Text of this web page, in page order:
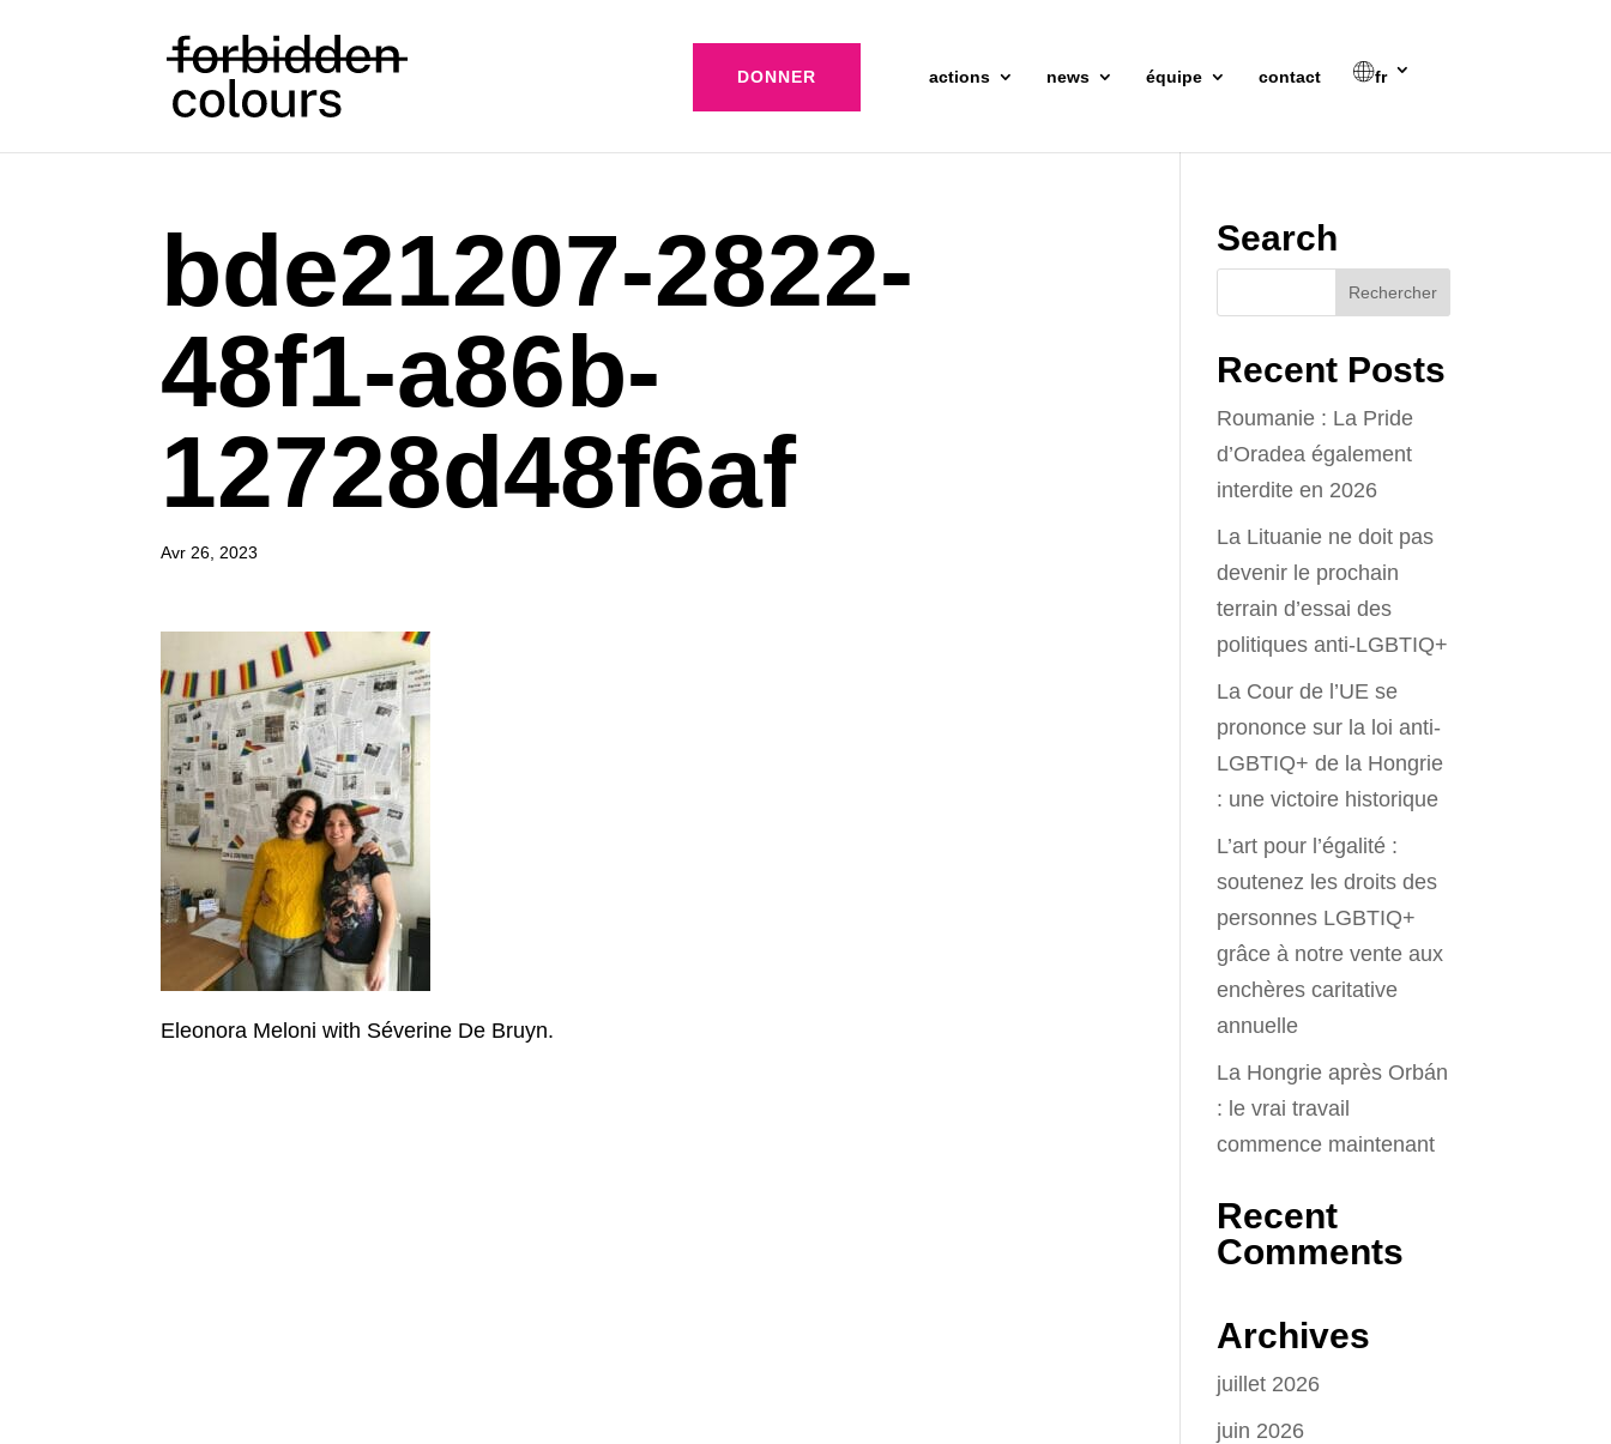
DONNER actions news équipe contact fr
bde21207-2822-
48f1-a86b-
12728d48f6af
Avr 26, 2023
Eleonora Meloni with Séverine De Bruyn.
Search
Recent Posts
Roumanie : La Pride
d’Oradea également
interdite en 2026
La Lituanie ne doit pas
devenir le prochain
terrain d’essai des
politiques anti-LGBTIQ+
La Cour de l’UE se
prononce sur la loi anti-
LGBTIQ+ de la Hongrie
: une victoire historique
L’art pour l’égalité :
soutenez les droits des
personnes LGBTIQ+
grâce à notre vente aux
enchères caritative
annuelle
La Hongrie après Orbán
: le vrai travail
commence maintenant
Recent
Comments
Archives
juillet 2026
juin 2026